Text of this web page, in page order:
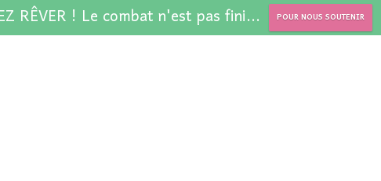
RÊVER ! Le combat n'est pas fini... POUR NOUS SOUTENIR